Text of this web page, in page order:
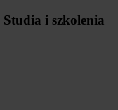
Studia i szkolenia